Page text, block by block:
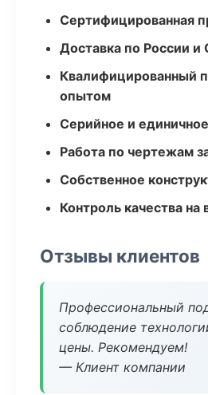
Сертифицированная
Доставка по России и
Квалифицированный
опытом
Серийное и
Работа по чертежам
Собственное
Контроль качества на
Отзывы клиентов
Профессиональный
соблюдение
цены. Рекомендуем!
— Клиент компании